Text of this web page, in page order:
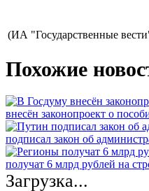
(ИА "Государственные
Похожие
внесён законопроект о
подписал закон об
получат 6 млрд рублей на
Загрузка...